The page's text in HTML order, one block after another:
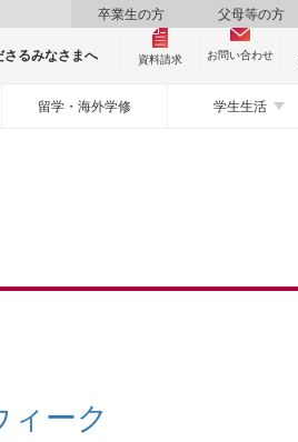
卒業生の方 父母等の方
さるみなさまへ 資料請求 お問い合わせ
留学・海外学修 学生生活
ィーク